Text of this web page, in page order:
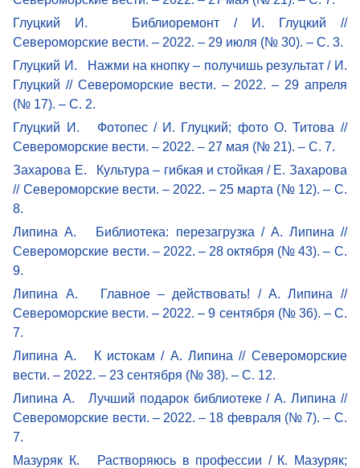
Глуцкий И. Библиоремонт / И. Глуцкий //
Североморские вести. – 2022. – 29 июля (№ 30). – С. 3.
Глуцкий И. Нажми на кнопку – получишь результат / И.
Глуцкий // Североморские вести. – 2022. – 29 апреля
(№ 17). – С. 2.
Глуцкий И. Фотопес / И. Глуцкий; фото О. Титова //
Североморские вести. – 2022. – 27 мая (№ 21). – С. 7.
Захарова Е. Культура – гибкая и стойкая / Е. Захарова
// Североморские вести. – 2022. – 25 марта (№ 12). – С.
8.
Липина А. Библиотека: перезагрузка / А. Липина //
Североморские вести. – 2022. – 28 октября (№ 43). – С.
9.
Липина А. Главное – действовать! / А. Липина //
Североморские вести. – 2022. – 9 сентября (№ 36). – С.
7.
Липина А. К истокам / А. Липина // Североморские
вести. – 2022. – 23 сентября (№ 38). – С. 12.
Липина А. Лучший подарок библиотеке / А. Липина //
Североморские вести. – 2022. – 18 февраля (№ 7). – С.
7.
Мазуряк К. Растворяюсь в профессии / К. Мазуряк;